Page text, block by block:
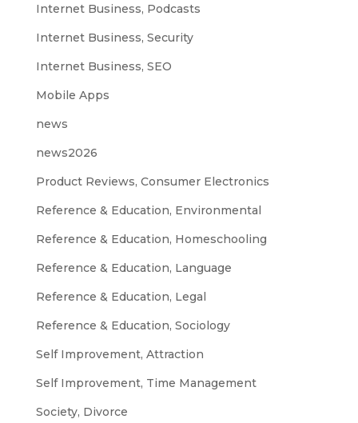
Internet Business, Podcasts
Internet Business, Security
Internet Business, SEO
Mobile Apps
news
news2026
Product Reviews, Consumer Electronics
Reference & Education, Environmental
Reference & Education, Homeschooling
Reference & Education, Language
Reference & Education, Legal
Reference & Education, Sociology
Self Improvement, Attraction
Self Improvement, Time Management
Society, Divorce